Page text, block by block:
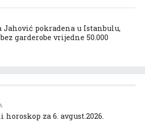
Jahović pokradena u Istanbulu,
garderobe vrijedne 50.000
horoskop za 6. avgust.2026.